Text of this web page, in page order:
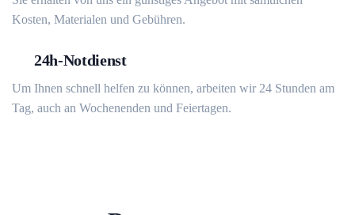
Kosten, Materialen und Gebühren.
24h-Notdienst
Um Ihnen schnell helfen zu können, arbeiten wir 24 Stunden am
Tag, auch an Wochenenden und Feiertagen.